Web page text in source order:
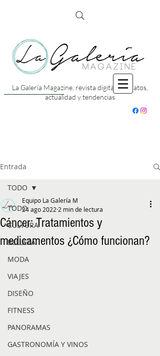
La Galería Magazine, revista digital con datos,
actualidad y tendencias
Entrada
TODO
CULTURA
BELLEZA
MODA
VIAJES
DISEÑO
FITNESS
PANORAMAS
GASTRONOMÍA Y VINOS
TODO
Cáncer: Tratamientos y
medicamentos ¿Cómo funcionan?
Equipo La Galería M
24 ago 2022 2 min de lectura